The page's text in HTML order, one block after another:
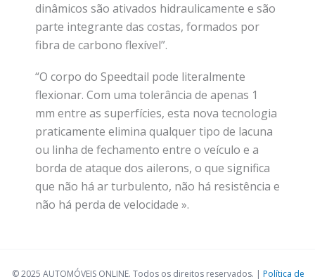
dinâmicos são ativados hidraulicamente e são
parte integrante das costas, formados por
fibra de carbono flexível”.
“O corpo do Speedtail pode literalmente
flexionar. Com uma tolerância de apenas 1
mm entre as superfícies, esta nova tecnologia
praticamente elimina qualquer tipo de lacuna
ou linha de fechamento entre o veículo e a
borda de ataque dos ailerons, o que significa
que não há ar turbulento, não há resistência e
não há perda de velocidade ».
© 2025 AUTOMÓVEIS ONLINE. Todos os direitos reservados. | Política de